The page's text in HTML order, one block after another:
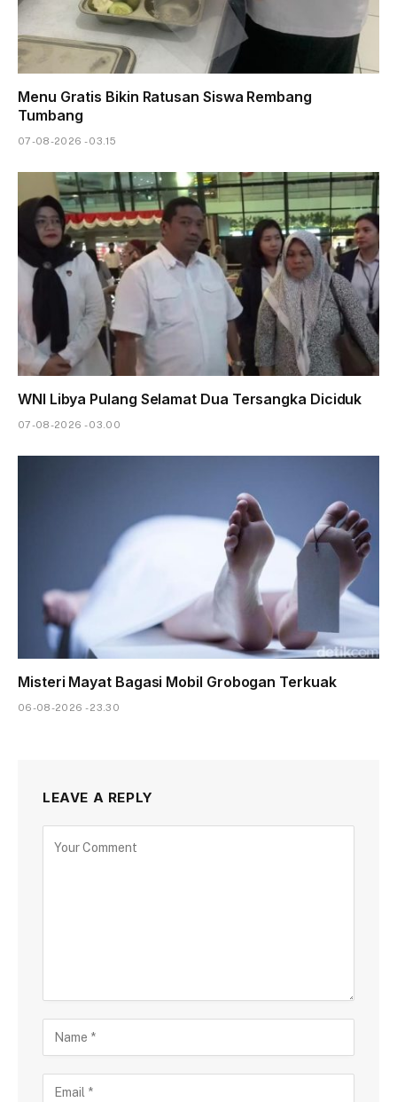
Menu Gratis Bikin Ratusan Siswa Rembang
Tumbang
07-08-2026 - 03.15
WNI Libya Pulang Selamat Dua Tersangka Diciduk
07-08-2026 - 03.00
Misteri Mayat Bagasi Mobil Grobogan Terkuak
06-08-2026 - 23.30
LEAVE A REPLY